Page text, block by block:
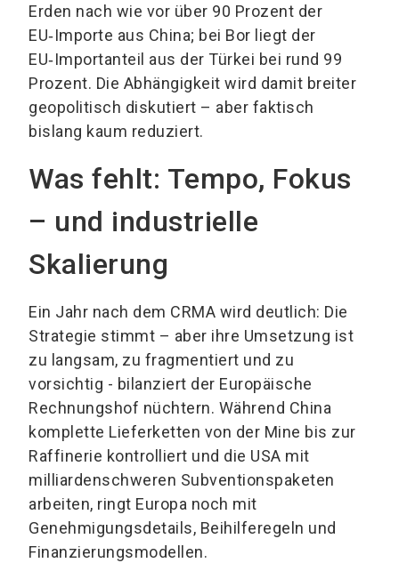
Erden nach wie vor über 90 Prozent der
EU‑Importe aus China; bei Bor liegt der
EU‑Importanteil aus der Türkei bei rund 99
Prozent. Die Abhängigkeit wird damit breiter
geopolitisch diskutiert – aber faktisch
bislang kaum reduziert.
Was fehlt: Tempo, Fokus
– und industrielle
Skalierung
Ein Jahr nach dem CRMA wird deutlich: Die
Strategie stimmt – aber ihre Umsetzung ist
zu langsam, zu fragmentiert und zu
vorsichtig - bilanziert der Europäische
Rechnungshof nüchtern. Während China
komplette Lieferketten von der Mine bis zur
Raffinerie kontrolliert und die USA mit
milliardenschweren Subventionspaketen
arbeiten, ringt Europa noch mit
Genehmigungsdetails, Beihilferegeln und
Finanzierungsmodellen.